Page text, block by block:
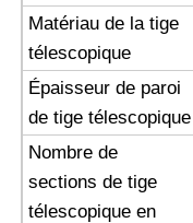
Matériau de la tige
télescopique
Épaisseur de paroi
de tige télescopique
Nombre de
sections de tige
télescopique en